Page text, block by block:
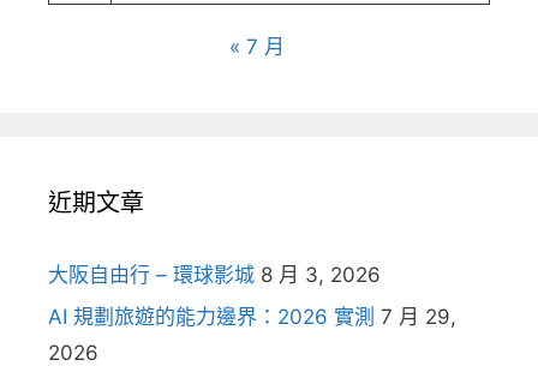
« 7 月
近期文章
大阪自由行 – 環球影城 8 月 3, 2026
AI 規劃旅遊的能力邊界：2026 實測 7 月 29,
2026